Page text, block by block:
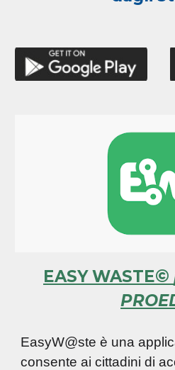
EASY WASTE©
EasyW@ste è una
consente ai cittadini di